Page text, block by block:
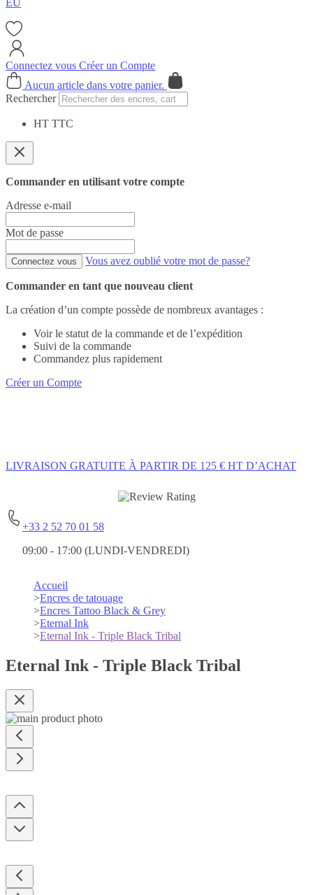
EU
Connectez vous Créer un Compte
Cart
Aucun article dans votre panier.
Rechercher
HT TTC
Commander en utilisant votre compte
Adresse e-mail
Mot de passe
Connectez vous Vous avez oublié votre mot de passe?
Commander en tant que nouveau client
La création d’un compte possède de nombreux avantages :
Voir le statut de la commande et de l’expédition
Suivi de la commande
Commandez plus rapidement
Créer un Compte
LIVRAISON GRATUITE À PARTIR DE 125 € HT D’ACHAT
+33 2 52 70 01 58
09:00 - 17:00 (LUNDI-VENDREDI)
Accueil
>Encres de tatouage
>Encres Tattoo Black & Grey
>Eternal Ink
>Eternal Ink - Triple Black Tribal
Eternal Ink - Triple Black Tribal